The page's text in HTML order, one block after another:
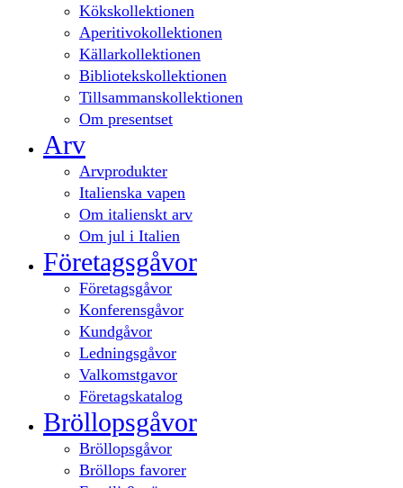
Kökskollektionen
Aperitivokollektionen
Källarkollektionen
Bibliotekskollektionen
Tillsammanskollektionen
Om presentset
Arv
Arvprodukter
Italienska vapen
Om italienskt arv
Om jul i Italien
Företagsgåvor
Företagsgåvor
Konferensgåvor
Kundgåvor
Ledningsgåvor
Valkomstgavor
Företagskatalog
Bröllopsgåvor
Bröllopsgåvor
Bröllops favorer